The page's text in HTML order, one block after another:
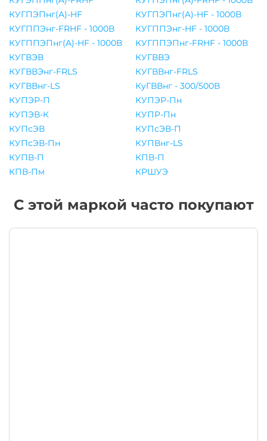
КУГПЭПнг(A)-HF
КУГПЭПнг(A)-HF - 1000В
КУГППЭнг-FRHF - 1000В
КУГППЭнг-HF - 1000В
КУГППЭПнг(A)-HF - 1000В
КУГППЭПнг-FRHF - 1000В
КУГВЭВ
КУГВВЭ
КУГВВЭнг-FRLS
КУГВВнг-FRLS
КУГВВнг-LS
КуГВВнг - 300/500В
КУПЭР-П
КУПЭР-Пн
КУПЭВ-К
КУПР-Пн
КУПсЭВ
КУПсЭВ-П
КУПсЭВ-Пн
КУПВнг-LS
КУПВ-П
КПВ-П
КПВ-Пм
КРШУЭ
С этой маркой часто покупают